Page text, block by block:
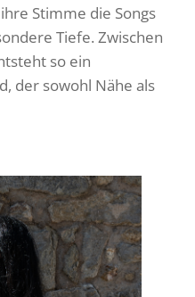
Stimme die Songs
Tiefe. Zwischen
so ein
der sowohl Nähe als